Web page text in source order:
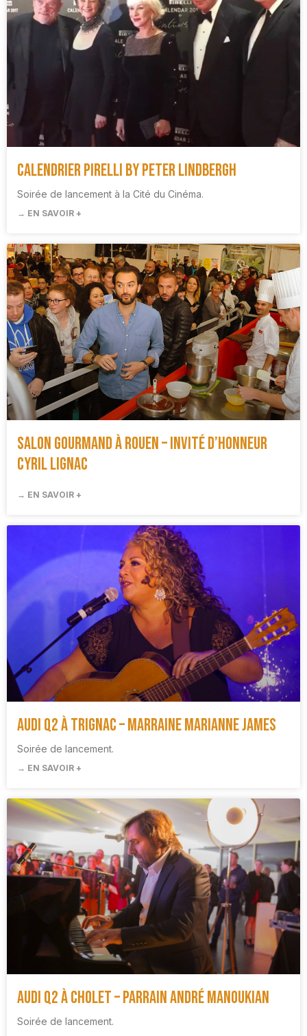
Calendrier Pirelli by Peter Lindbergh
Soirée de lancement à la Cité du Cinéma.
→ EN SAVOIR +
Salon Gourmand à Rouen – Invité d’honneur
Cyril Lignac
→ EN SAVOIR +
Audi Q2 à Trignac – Marraine Marianne James
Soirée de lancement.
→ EN SAVOIR +
Audi Q2 à Cholet – Parrain André Manoukian
Soirée de lancement.